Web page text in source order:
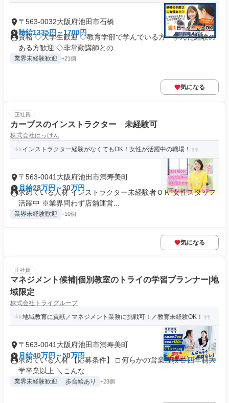
〒563-0032大阪府池田市石橋
時給1335円～1700円
資格 ◇大学生歓迎 ◇教育学部で学んでいる方・学んだ経験の
ある方歓迎 ◇非常勤講師との...
業界未経験歓迎 +21個
気になる
正社員
カーブスのインストラクター 未経験可
株式会社はっけん
インストラクター経験がなくてもOK！女性が活躍中の職場！
〒563-0041大阪府池田市満寿美町
月給28万円～30万円
求めている人材 インストラクター未経験者ＯＫ 女性スタッフ
活躍中 ※業界問わず店舗運営...
業界未経験歓迎 +10個
気になる
正社員
マネジメント候補|個別教室のトライの学習プランナー|地
域限定
株式会社トライグループ
地域教育に貢献／マネジメント業務に挑戦可！／教育未経験OK！
〒563-0041大阪府池田市満寿美町
月給40万円～50万円
求めている人材 【応募条件】 □ 何らかの営業経験 □ 四年制大
学卒業以上 ＼こんな...
業界未経験歓迎 歩合給あり +23個